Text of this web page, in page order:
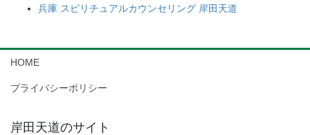
兵庫 スピリチュアルカウンセリング 岸田天道
HOME
プライバシーポリシー
岸田天道のサイト